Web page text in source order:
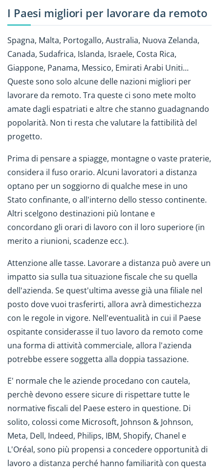
I Paesi migliori per lavorare da remoto
Spagna, Malta, Portogallo, Australia, Nuova Zelanda,
Canada, Sudafrica, Islanda, Israele, Costa Rica,
Giappone, Panama, Messico, Emirati Arabi Uniti...
Queste sono solo alcune delle nazioni migliori per
lavorare da remoto. Tra queste ci sono mete molto
amate dagli espatriati e altre che stanno guadagnando
popolarità. Non ti resta che valutare la fattibilità del
progetto.
Prima di pensare a spiagge, montagne o vaste praterie,
considera il fuso orario. Alcuni lavoratori a distanza
optano per un soggiorno di qualche mese in uno
Stato confinante, o all'interno dello stesso continente.
Altri scelgono destinazioni più lontane e
concordano gli orari di lavoro con il loro superiore (in
merito a riunioni, scadenze ecc.).
Attenzione alle tasse. Lavorare a distanza può avere un
impatto sia sulla tua situazione fiscale che su quella
dell'azienda. Se quest'ultima avesse già una filiale nel
posto dove vuoi trasferirti, allora avrà dimestichezza
con le regole in vigore. Nell'eventualità in cui il Paese
ospitante considerasse il tuo lavoro da remoto come
una forma di attività commerciale, allora l'azienda
potrebbe essere soggetta alla doppia tassazione.
E' normale che le aziende procedano con cautela,
perchè devono essere sicure di rispettare tutte le
normative fiscali del Paese estero in questione. Di
solito, colossi come Microsoft, Johnson & Johnson,
Meta, Dell, Indeed, Philips, IBM, Shopify, Chanel e
L'Oréal, sono più propensi a concedere opportunità di
lavoro a distanza perché hanno familiarità con questa